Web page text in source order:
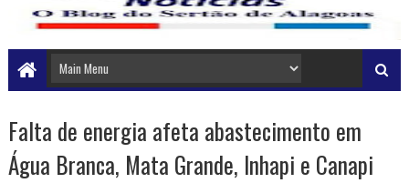
Falta de energia afeta abastecimento em
Água Branca, Mata Grande, Inhapi e Canapi